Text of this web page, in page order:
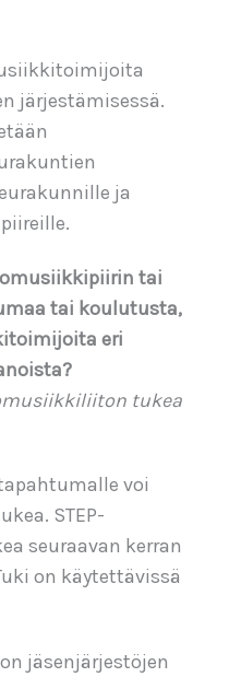
järjestämisessä.
ja
tai
tai koulutusta,
eri
tukea
voi
STEP-
seuraavan kerran
on käytettävissä
jäsenjärjestöjen